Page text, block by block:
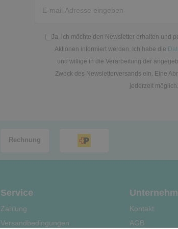
Honig
Ja, ich möchte den Newsletter erhalten und
Aktionen informiert werden. Ich habe die
und willige in die Verarbeitung der
Zweck des Newsletterversands ein. Eine
jederzeit möglich.
Service
Zahlung
Versandbedingungen
Kontakt
AGB